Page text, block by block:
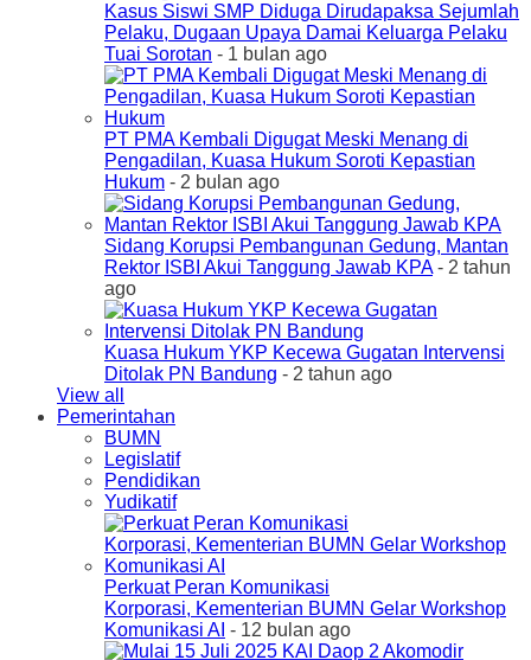
Kasus Siswi SMP Diduga Dirudapaksa Sejumlah
Pelaku, Dugaan Upaya Damai Keluarga Pelaku
Tuai Sorotan - 1 bulan ago
PT PMA Kembali Digugat Meski Menang di
Pengadilan, Kuasa Hukum Soroti Kepastian
Hukum - 2 bulan ago
Sidang Korupsi Pembangunan Gedung, Mantan
Rektor ISBI Akui Tanggung Jawab KPA- 2 tahun
ago
Kuasa Hukum YKP Kecewa Gugatan Intervensi
Ditolak PN Bandung - 2 tahun ago
View all
Pemerintahan
BUMN
Legislatif
Pendidikan
Yudikatif
Perkuat Peran Komunikasi
Korporasi, Kementerian BUMN Gelar Workshop
Komunikasi AI - 12 bulan ago